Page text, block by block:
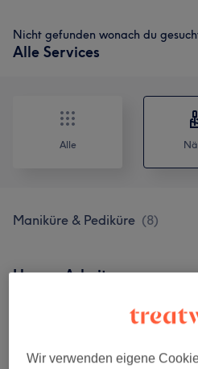
Nicht gefunden wonach du
Alle Services
Alle
Maniküre & Pediküre (8)
Unsere Arbeit
Wir verwenden eigene